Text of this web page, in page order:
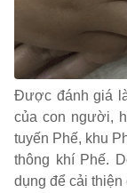
Được đánh giá
của con người,
tuyến Phế, khu
thông khí Phế.
dụng để cải thiện